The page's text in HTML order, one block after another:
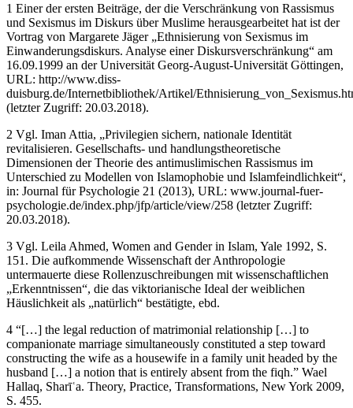
1 Einer der ersten Beiträge, der die Verschränkung von Rassismus
und Sexismus im Diskurs über Muslime herausgearbeitet hat ist der
Vortrag von Margarete Jäger „Ethnisierung von Sexismus im
Einwanderungsdiskurs. Analyse einer Diskursverschränkung“ am
16.09.1999 an der Universität Georg-August-Universität Göttingen,
URL: http://www.diss-
duisburg.de/Internetbibliothek/Artikel/
(letzter Zugriff: 20.03.2018).
2 Vgl. Iman Attia, „Privilegien sichern, nationale Identität
revitalisieren. Gesellschafts- und handlungstheoretische
Dimensionen der Theorie des antimuslimischen Rassismus im
Unterschied zu Modellen von Islamophobie und Islamfeindlichkeit“,
in: Journal für Psychologie 21 (2013), URL: www.journal-fuer-
psychologie.de/index.php/jfp/article/view/258 (letzter Zugriff:
20.03.2018).
3 Vgl. Leila Ahmed, Women and Gender in Islam, Yale 1992, S.
151. Die aufkommende Wissenschaft der Anthropologie
untermauerte diese Rollenzuschreibungen mit wissenschaftlichen
„Erkenntnissen“, die das viktorianische Ideal der weiblichen
Häuslichkeit als „natürlich“ bestätigte, ebd.
4 “[…] the legal reduction of matrimonial relationship […] to
companionate marriage simultaneously constituted a step toward
constructing the wife as a housewife in a family unit headed by the
husband […] a notion that is entirely absent from the fiqh.” Wael
Hallaq, Sharīʿa. Theory, Practice, Transformations, New York 2009,
S. 455.